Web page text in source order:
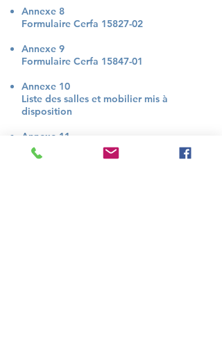
Annexe 8
Formulaire Cerfa 15827-02
Annexe 9
Formulaire Cerfa 15847-01
Annexe 10
Liste des salles et mobilier mis à
disposition
Annexe 11
Tarifs de location des salles et cautions
bancaires